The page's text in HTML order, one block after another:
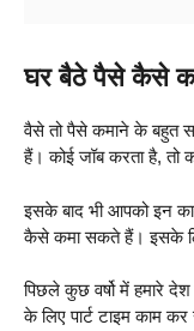
घर बैठे पैसे कैसे
वैसे तो पैसे कमाने के बहुत
हैं। कोई जॉब करता है, तो
इसके बाद भी आपको इन
कैसे कमा सकते हैं। इसके
पिछले कुछ वर्षो में हमारे
के लिए पार्ट टाइम काम